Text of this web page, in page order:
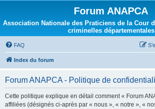
Forum ANAPCA
Association Nationale des Praticiens de la Cour
criminelles départementales
FAQ
Index du forum
Forum ANAPCA - Politique de
Cette politique explique en détail comment « Forum
affiliées (désignés ci-après par « nous », « notre », «